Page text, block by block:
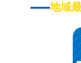
地域